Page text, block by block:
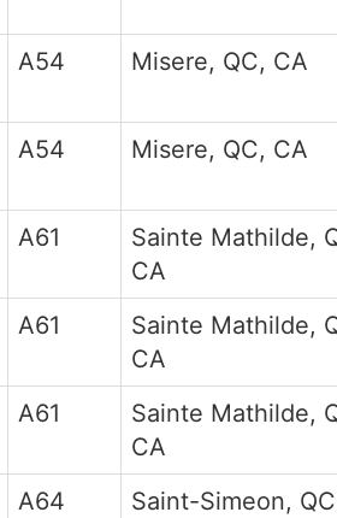
A54 Misere, QC, CA
A54 Misere, QC, CA
A61
Sainte Mathilde,
CA
A61
Sainte Mathilde,
CA
A61
Sainte Mathilde,
CA
A64
Saint-Simeon,